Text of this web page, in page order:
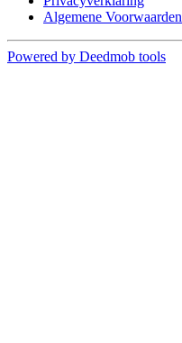
Algemene Voorwaarden
Powered by Deedmob tools